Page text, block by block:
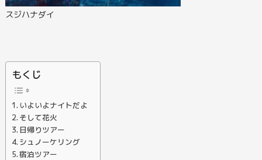
スジハナダイ
もくじ
いよいよナイトだよ
そして花火
日帰りツアー
シュノーケリング
宿泊ツアー